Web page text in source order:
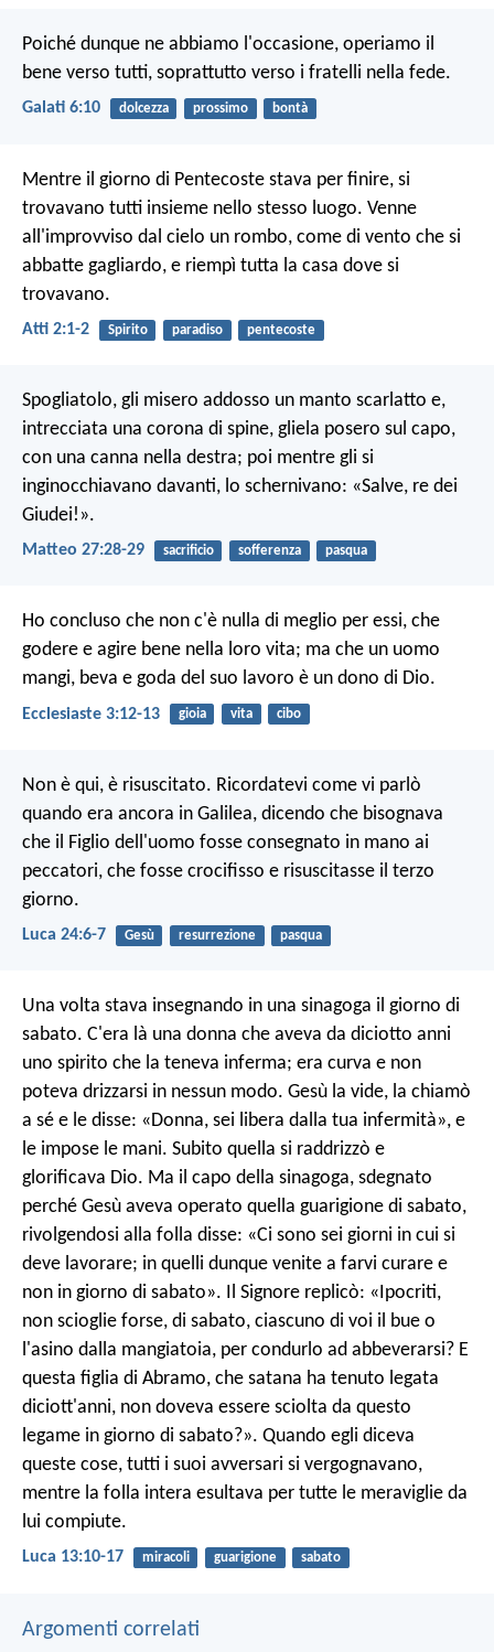
Poiché dunque ne abbiamo l'occasione, operiamo il
bene verso tutti, soprattutto verso i fratelli nella fede.
Galati 6:10 dolcezza prossimo bontà
Mentre il giorno di Pentecoste stava per finire, si
trovavano tutti insieme nello stesso luogo. Venne
all'improvviso dal cielo un rombo, come di vento che si
abbatte gagliardo, e riempì tutta la casa dove si
trovavano.
Atti 2:1-2 Spirito paradiso pentecoste
Spogliatolo, gli misero addosso un manto scarlatto e,
intrecciata una corona di spine, gliela posero sul capo,
con una canna nella destra; poi mentre gli si
inginocchiavano davanti, lo schernivano: «Salve, re dei
Giudei!».
Matteo 27:28-29 sacrificio sofferenza pasqua
Ho concluso che non c'è nulla di meglio per essi, che
godere e agire bene nella loro vita; ma che un uomo
mangi, beva e goda del suo lavoro è un dono di Dio.
Ecclesiaste 3:12-13 gioia vita cibo
Non è qui, è risuscitato. Ricordatevi come vi parlò
quando era ancora in Galilea, dicendo che bisognava
che il Figlio dell'uomo fosse consegnato in mano ai
peccatori, che fosse crocifisso e risuscitasse il terzo
giorno.
Luca 24:6-7 Gesù resurrezione pasqua
Una volta stava insegnando in una sinagoga il giorno di
sabato. C'era là una donna che aveva da diciotto anni
uno spirito che la teneva inferma; era curva e non
poteva drizzarsi in nessun modo. Gesù la vide, la chiamò
a sé e le disse: «Donna, sei libera dalla tua infermità», e
le impose le mani. Subito quella si raddrizzò e
glorificava Dio. Ma il capo della sinagoga, sdegnato
perché Gesù aveva operato quella guarigione di sabato,
rivolgendosi alla folla disse: «Ci sono sei giorni in cui si
deve lavorare; in quelli dunque venite a farvi curare e
non in giorno di sabato». Il Signore replicò: «Ipocriti,
non scioglie forse, di sabato, ciascuno di voi il bue o
l'asino dalla mangiatoia, per condurlo ad abbeverarsi? E
questa figlia di Abramo, che satana ha tenuto legata
diciott'anni, non doveva essere sciolta da questo
legame in giorno di sabato?». Quando egli diceva
queste cose, tutti i suoi avversari si vergognavano,
mentre la folla intera esultava per tutte le meraviglie da
lui compiute.
Luca 13:10-17 miracoli guarigione sabato
Argomenti correlati